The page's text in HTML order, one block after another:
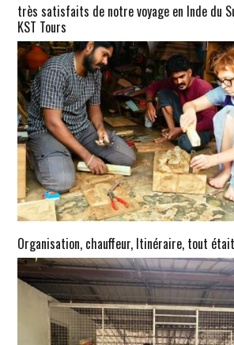
très satisfaits de notre voyage en Inde du
KST Tours
Organisation, chauffeur, Itinéraire, tout